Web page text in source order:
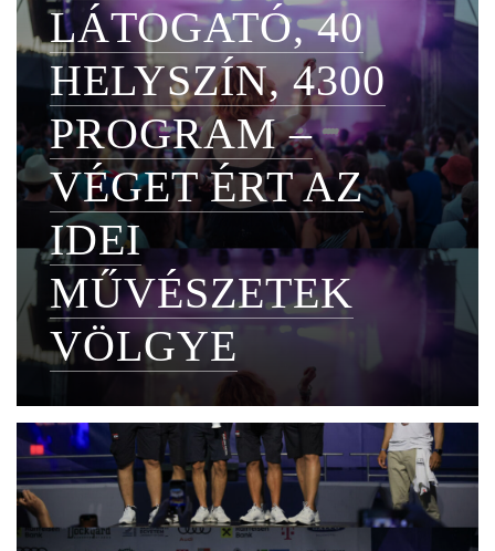
LÁTOGATÓ, 40
HELYSZÍN, 4300
PROGRAM –
VÉGET ÉRT AZ
IDEI
MŰVÉSZETEK
VÖLGYE